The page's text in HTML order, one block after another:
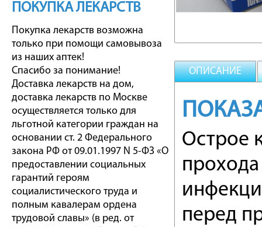
ПОКУПКА ЛЕКАРСТВ
Покупка лекарств возможна
только при помощи самовывоза
из наших аптек!
Спасибо за понимание!
Доставка лекарств на дом,
доставка лекарств по Москве
осуществляется только для
льготной категории граждан на
основании ст. 2 Федерального
закона РФ от 09.01.1997 N 5-ФЗ «О
предоставлении социальных
гарантий героям
социалистического труда и
полным кавалерам ордена
трудовой славы» (в ред. от
ОПИСАНИЕ
Острое
перед